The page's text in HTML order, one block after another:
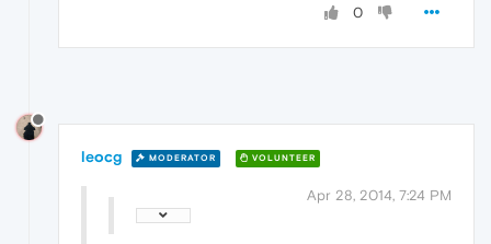
0
leocg MODERATOR VOLUNTEER
Apr 28, 2014, 7:24 PM